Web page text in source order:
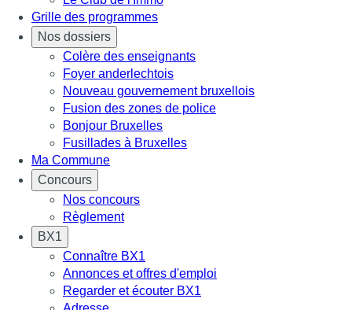
Grille des programmes
Nos dossiers
Colère des enseignants
Foyer anderlechtois
Nouveau gouvernement bruxellois
Fusion des zones de police
Bonjour Bruxelles
Fusillades à Bruxelles
Ma Commune
Concours
Nos concours
Règlement
BX1
Connaître BX1
Annonces et offres d'emploi
Regarder et écouter BX1